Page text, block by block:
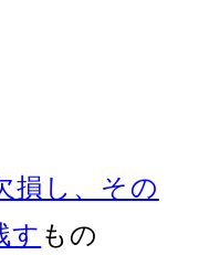
損し、その
す もの